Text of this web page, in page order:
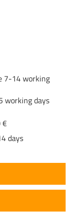
7-14 working
working days
€
days